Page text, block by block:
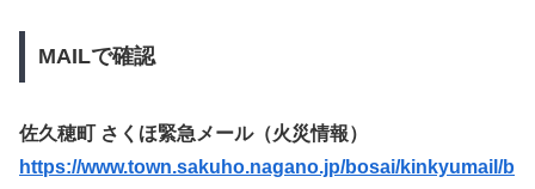
MAILで確認
佐久穂町 さくほ緊急メール（火災情報）
https://www.town.sakuho.nagano.jp/bosai/kinkyumail/b